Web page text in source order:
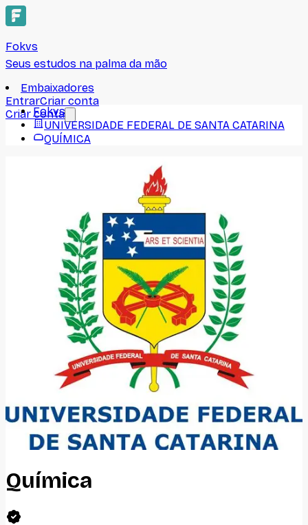
Fokvs
Seus estudos na palma da mão
Embaixadores
EntrarCriar conta
Criar conta
Fokvs
UNIVERSIDADE FEDERAL DE SANTA CATARINA
QUÍMICA
Química